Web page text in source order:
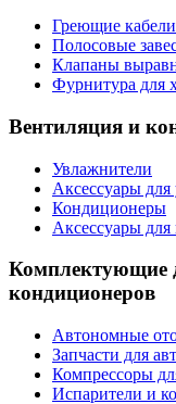
Греющие
Полосовые
Клапаны
Фурнитура для
Вентиляция и
Увлажнители
Аксессуары
Кондиционеры
Аксессуары
Комплектующие
кондиционеров
Автономные
Запчасти для
Компрессоры
Испарители и